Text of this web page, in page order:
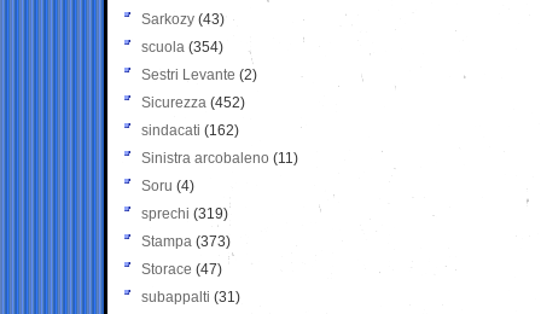
Sarkozy (43)
scuola (354)
Sestri Levante (2)
Sicurezza (452)
sindacati (162)
Sinistra arcobaleno (11)
Soru (4)
sprechi (319)
Stampa (373)
Storace (47)
subappalti (31)